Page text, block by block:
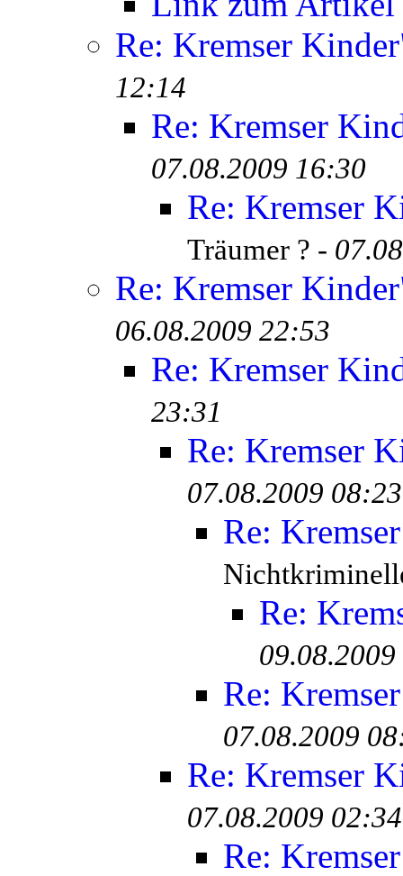
Re: Kremser
12:14
Re: Kremser
07.08.2009 16:30
Re: Kremser
Träumer ? -
Re: Kremser
06.08.2009 22:53
Re: Kremser
23:31
Re: Kremser
07.08.2009 08:23
Re:
Re:
Re:
07.08.2009
Re: Kremser
07.08.2009 02:34
Re: